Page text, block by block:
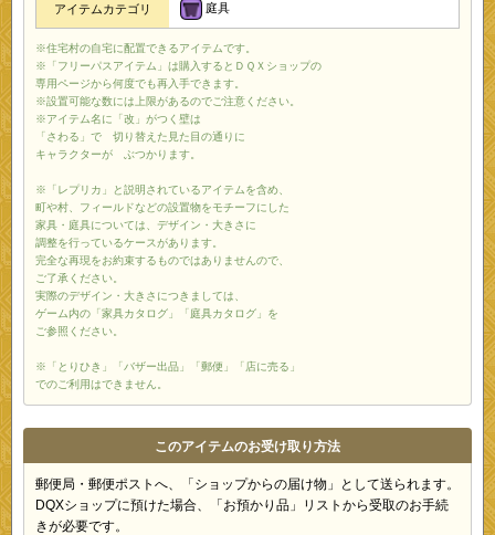
アイテムカテゴリ 庭具
※住宅村の自宅に配置できるアイテムです。
※「フリーパスアイテム」は購入するとＤＱＸショップの
専用ページから何度でも再入手できます。
※設置可能な数には上限があるのでご注意ください。
※アイテム名に「改」がつく壁は
「さわる」で 切り替えた見た目の通りに
キャラクターが ぶつかります。
※「レプリカ」と説明されているアイテムを含め、
町や村、フィールドなどの設置物をモチーフにした
家具・庭具については、デザイン・大きさに
調整を行っているケースがあります。
完全な再現をお約束するものではありませんので、
ご了承ください。
実際のデザイン・大きさにつきましては、
ゲーム内の「家具カタログ」「庭具カタログ」を
ご参照ください。
※「とりひき」「バザー出品」「郵便」「店に売る」
でのご利用はできません。
このアイテムのお受け取り方法
郵便局・郵便ポストへ、「ショップからの届け物」として送られます。
DQXショップに預けた場合、「お預かり品」リストから受取のお手続
きが必要です。